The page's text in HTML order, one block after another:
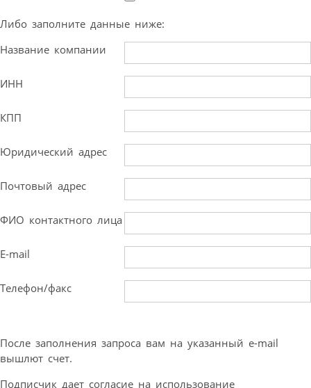
Либо заполните данные ниже:
Название компании
ИНН
КПП
Юридический адрес
Почтовый адрес
ФИО контактного лица
E-mail
Телефон/факс
После заполнения запроса вам на указанный e-mail
вышлют счет.
Подписчик дает согласие на использование